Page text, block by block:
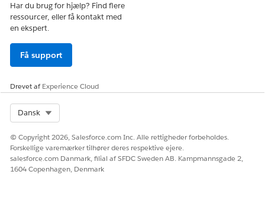
Har du brug for hjælp? Find flere
ressourcer, eller få kontakt med
en ekspert.
Få support
Drevet afExperience Cloud
Dansk
© Copyright 2026, Salesforce.com Inc. Alle rettigheder forbeholdes.
Forskellige varemærker tilhører deres respektive ejere.
salesforce.com Danmark, filial af SFDC Sweden AB. Kampmannsgade 2,
1604 Copenhagen, Denmark